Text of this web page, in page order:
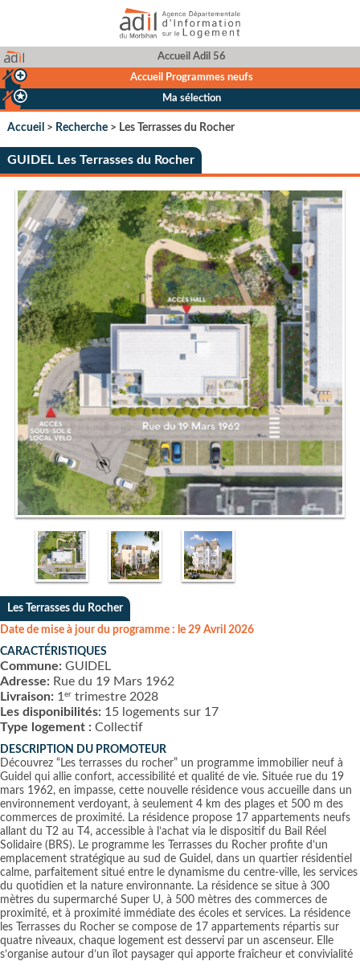
Accueil Adil 56
Accueil Programmes neufs
Ma sélection
Accueil > Recherche> Les Terrasses du Rocher
GUIDEL Les Terrasses du Rocher
Les Terrasses du Rocher
Date de mise à jour du programme : le 29 Avril 2026
CARACTÉRISTIQUES
Commune: GUIDEL
Adresse: Rue du 19 Mars 1962
Livraison: 1 er trimestre 2028
Les disponibilités: 15 logements sur 17
Type logement : Collectif
DESCRIPTION DU PROMOTEUR
Découvrez “Les terrasses du rocher” un programme immobilier neuf à
Guidel qui allie confort, accessibilité et qualité de vie. Située rue du 19
mars 1962, en impasse, cette nouvelle résidence vous accueille dans un
environnement verdoyant, à seulement 4 km des plages et 500 m des
commerces de proximité. La résidence propose 17 appartements neufs
allant du T2 au T4, accessible à l’achat via le dispositif du Bail Réel
Solidaire (BRS). Le programme les Terrasses du Rocher profite d’un
emplacement stratégique au sud de Guidel, dans un quartier résidentiel
calme, parfaitement situé entre le dynamisme du centre-ville, les services
du quotidien et la nature environnante. La résidence se situe à 300
mètres du supermarché Super U, à 500 mètres des commerces de
proximité, et à proximité immédiate des écoles et services. La résidence
les Terrasses du Rocher se compose de 17 appartements répartis sur
quatre niveaux, chaque logement est desservi par un ascenseur. Elle
s’organise autour d’un îlot paysager qui apporte fraîcheur et convivialité